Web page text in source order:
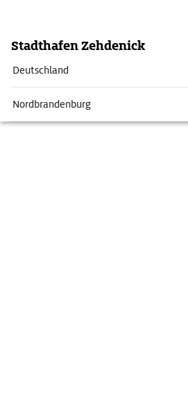
Stadthafen Zehdenick
Deutschland
Nordbrandenburg